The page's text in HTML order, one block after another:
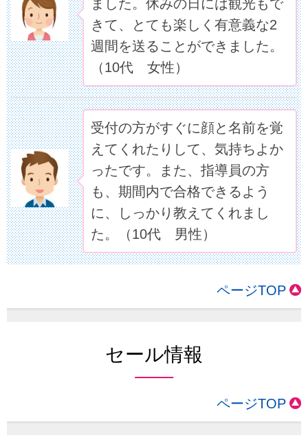
ました。休みの日には観光もで
きて、とても楽しく有意義な2
週間を送ることができました。
（10代 女性）
受付の方がすぐに顔と名前を覚
えてくれたりして、気持ちよか
ったです。また、指導員の方
も、期間内で合格できるよう
に、しっかり教えてくれまし
た。（10代 男性）
ページTOP
セール情報
ページTOP